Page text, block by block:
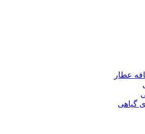
عطار
گیاهی